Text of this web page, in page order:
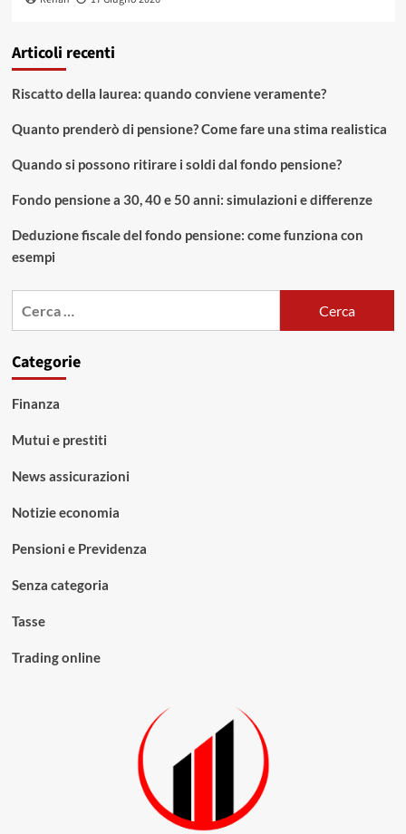
Articoli recenti
Riscatto della laurea: quando conviene veramente?
Quanto prenderò di pensione? Come fare una stima realistica
Quando si possono ritirare i soldi dal fondo pensione?
Fondo pensione a 30, 40 e 50 anni: simulazioni e differenze
Deduzione fiscale del fondo pensione: come funziona con
esempi
Categorie
Finanza
Mutui e prestiti
News assicurazioni
Notizie economia
Pensioni e Previdenza
Senza categoria
Tasse
Trading online